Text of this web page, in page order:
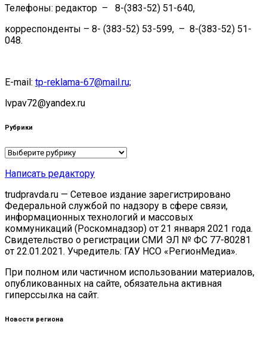
Телефоны: редактор – 8-(383-52) 51-640,
корреспонденты – 8- (383-52) 53-599, – 8-(383-52) 51-
048.
E-mail: tp-reklama-67@mail.ru;
lvpav72@yandex.ru
Рубрики
Рубрики
Написать редактору
trudpravda.ru — Сетевое издание зарегистрировано
Федеральной службой по надзору в сфере связи,
информационных технологий и массовых
коммуникаций (Роскомнадзор) от 21 января 2021 года.
Свидетельство о регистрации СМИ ЭЛ № ФС 77-80281
от 22.01.2021. Учредитель: ГАУ НСО «РегионМедиа».
При полном или частичном использовании материалов,
опубликованных на сайте, обязательна активная
гиперссылка на сайт.
Новости региона